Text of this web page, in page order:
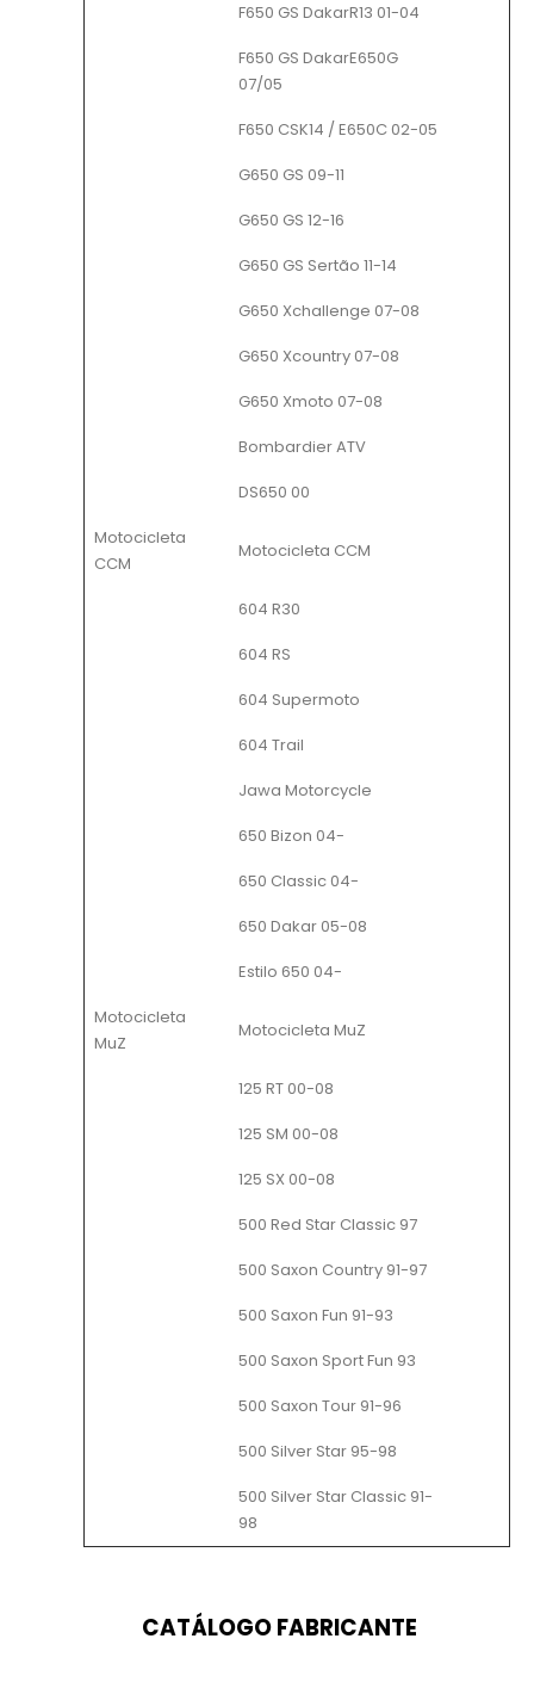
F650 GS DakarR13 01-04
F650 GS DakarE650G
07/05
F650 CSK14 / E650C 02-05
G650 GS 09-11
G650 GS 12-16
G650 GS Sertão 11-14
G650 Xchallenge 07-08
G650 Xcountry 07-08
G650 Xmoto 07-08
Bombardier ATV
DS650 00
Motocicleta
CCM
Motocicleta CCM
604 R30
604 RS
604 Supermoto
604 Trail
Jawa Motorcycle
650 Bizon 04-
650 Classic 04-
650 Dakar 05-08
Estilo 650 04-
Motocicleta
MuZ
Motocicleta MuZ
125 RT 00-08
125 SM 00-08
125 SX 00-08
500 Red Star Classic 97
500 Saxon Country 91-97
500 Saxon Fun 91-93
500 Saxon Sport Fun 93
500 Saxon Tour 91-96
500 Silver Star 95-98
500 Silver Star Classic 91-
98
CATÁLOGO FABRICANTE